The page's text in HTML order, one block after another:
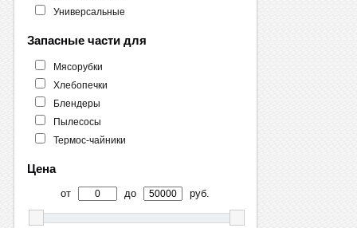
Универсальные
Запасные части для
Мясорубки
Хлебопечки
Блендеры
Пылесосы
Термос-чайники
Цена
от до руб.